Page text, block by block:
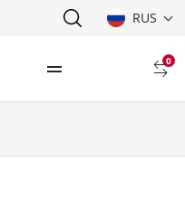
RUS
0